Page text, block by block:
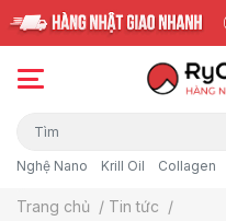
Nghệ Nano Krill Oil Collagen
Trang chủ / Tin tức /